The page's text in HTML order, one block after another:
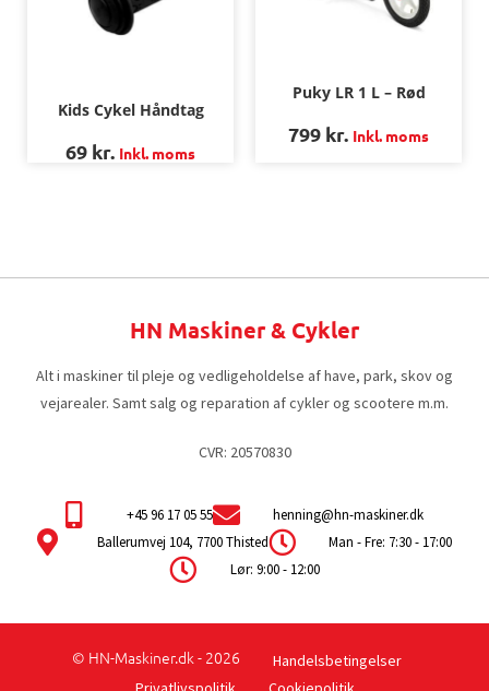
Kids Cykel Håndtag
69 kr. Inkl. moms
Puky LR 1 L – Rød
799 kr. Inkl. moms
HN Maskiner & Cykler
Alt i maskiner til pleje og vedligeholdelse af have, park, skov og
vejarealer. Samt salg og reparation af cykler og scootere m.m.
CVR: 20570830
+45 96 17 05 55
henning@hn-maskiner.dk
Ballerumvej 104, 7700 Thisted
Man - Fre: 7:30 - 17:00
Lør: 9:00 - 12:00
© HN-Maskiner.dk - 2026
Handelsbetingelser